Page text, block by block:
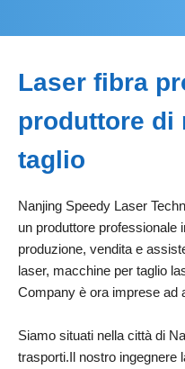
Laser fibra
produttore di
taglio
Nanjing Speedy Laser
un produttore professionale
produzione, vendita e
laser, macchine per taglio
Company è ora imprese ad
Siamo situati nella città di
trasporti.Il nostro ingegnere